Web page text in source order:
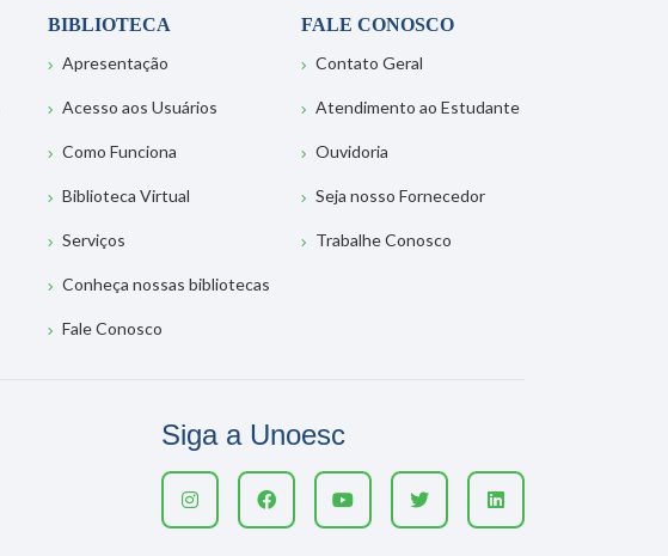
BIBLIOTECA
Apresentação
Acesso aos Usuários
Como Funciona
Biblioteca Virtual
Serviços
Conheça nossas bibliotecas
Fale Conosco
FALE CONOSCO
Contato Geral
Atendimento ao Estudante
Ouvidoria
Seja nosso Fornecedor
Trabalhe Conosco
Siga a Unoesc